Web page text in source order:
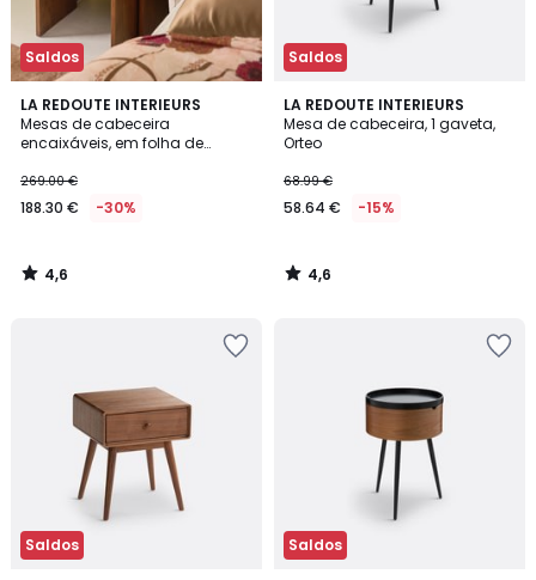
Saldos
LA REDOUTE INTERIEURS
Mesas de cabeceira
encaixáveis, em folha de
269.00 €
188.30 € -30%
4,6
/ 5
4,6
/
Saldos
LA REDOUTE INTERIEURS
Mesa de cabeceira, 1 gaveta,
Orteo
68.99 €
58.64 € -15%
4,6
/ 5
4,6
/
Saldos Saldos